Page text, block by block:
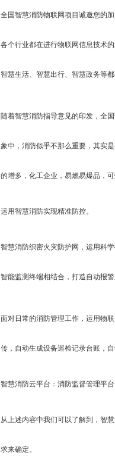
全国智慧消防物联网项目诚邀您的
各个行业都在进行物联网信息技术
智慧生活、智慧出行、智慧政务等
随着智慧消防指导意见的印发，全
象中，消防似乎不那么重要，其实
的增多，化工企业，易燃易爆品，
运用智慧消防实现精准防控。
智慧消防织密火灾防护网，运用科
智能监测终端相结合，打造自动报
面对日常的消防管理工作，运用物
传，自动生成设备巡检记录台账，
智慧消防云平台：消防监督管理平
从上述内容中我们可以了解到，智
求来确定。